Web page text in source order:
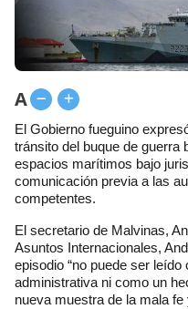
A
El Gobierno fueguino
tránsito del buque de
espacios marítimos bajo
comunicación previa a las
competentes.
El secretario de Malvinas,
Asuntos Internacionales,
episodio “no puede ser
administrativa ni como un
nueva muestra de la mala fe